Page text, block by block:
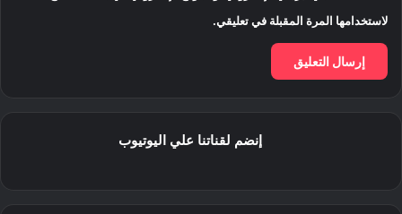
لاستخدامها المرة المقبلة في تعليقي.
إنضم لقناتنا علي اليوتيوب